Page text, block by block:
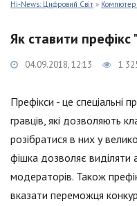
Hi-News: Цифровий Світ »
Як ставити
04.09.2018, 12:13 1
Префікси - це спеціальні
гравців, які дозволяють
розібратися в них у
фішка дозволяє виділяти
модераторів. Також
вказати переможця